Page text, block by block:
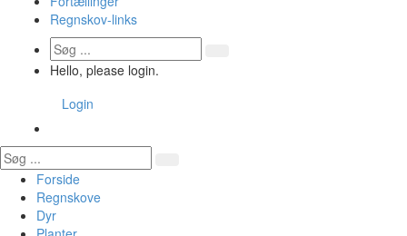
Regnskov-links
Hello, please login.
Login
Forside
Regnskove
Dyr